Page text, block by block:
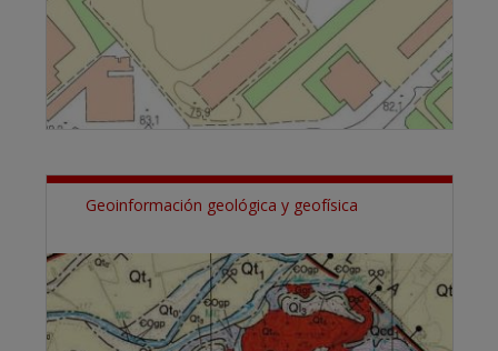
Geoinformación geológica y geofísica